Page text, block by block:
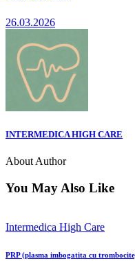
26.03.2026
INTERMEDICA HIGH CARE
About Author
You May Also Like
Intermedica High Care
PRP (plasma imbogatita cu